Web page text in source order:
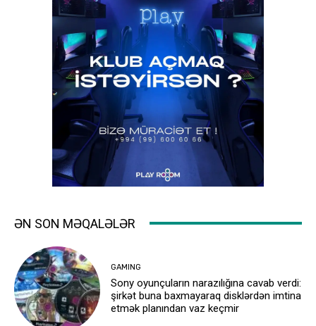
ƏN SON MƏQALƏLƏR
GAMING
Sony oyunçuların narazılığına cavab verdi:
şirkət buna baxmayaraq disklərdən imtina
etmək planından vaz keçmir